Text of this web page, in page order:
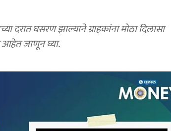
दरात घसरण झाल्याने ग्राहकांना मोठा दिलासा
आहेत जाणून घ्या.